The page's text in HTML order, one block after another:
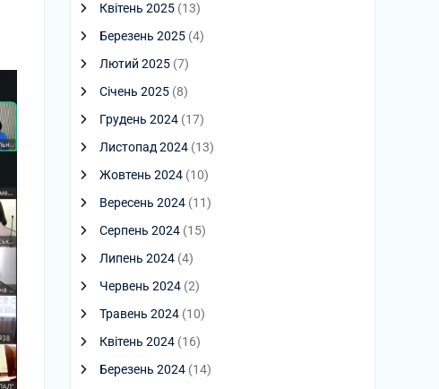
Квітень 2025 (13)
Березень 2025 (4)
Лютий 2025 (7)
Січень 2025 (8)
Грудень 2024 (17)
Листопад 2024 (13)
Жовтень 2024 (10)
Вересень 2024 (11)
Серпень 2024 (15)
Липень 2024 (4)
Червень 2024 (2)
Травень 2024 (10)
Квітень 2024 (16)
Березень 2024 (14)